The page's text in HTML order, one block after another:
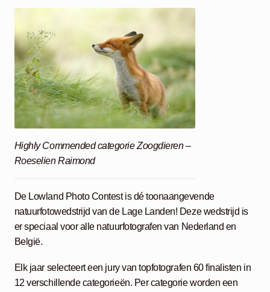
Highly Commended categorie Zoogdieren –
Roeselien Raimond
De Lowland Photo Contest is dé toonaangevende
natuurfotowedstrijd van de Lage Landen! Deze wedstrijd is
er speciaal voor alle natuurfotografen van Nederland en
België.
Elk jaar selecteert een jury van topfotografen 60 finalisten in
12 verschillende categorieën. Per categorie worden een